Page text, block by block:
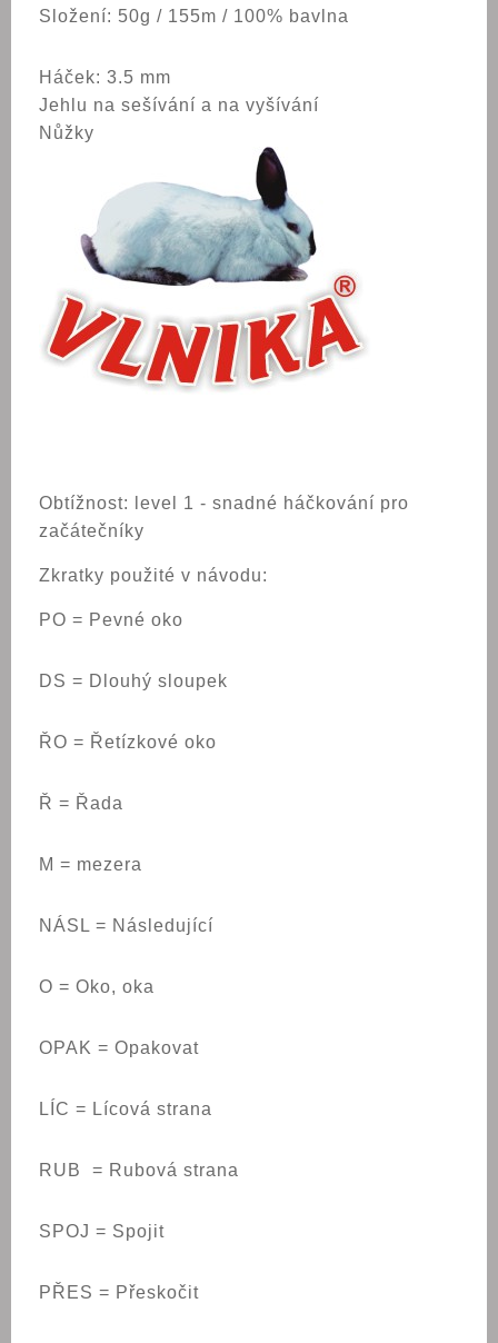
Složení: 50g / 155m / 100% bavlna
Háček: 3.5 mm
Jehlu na sešívání a na vyšívání
Nůžky
Obtížnost: level 1 - snadné háčkování pro
začátečníky
Zkratky použité v návodu:
PO = Pevné oko
DS = Dlouhý sloupek
ŘO = Řetízkové oko
Ř = Řada
M = mezera
NÁSL = Následující
O = Oko, oka
OPAK = Opakovat
LÍC = Lícová strana
RUB = Rubová strana
SPOJ = Spojit
PŘES = Přeskočit